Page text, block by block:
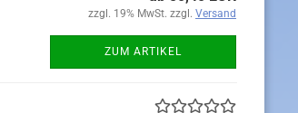
zzgl. 19% MwSt. zzgl. Versand
ZUM ARTIKEL